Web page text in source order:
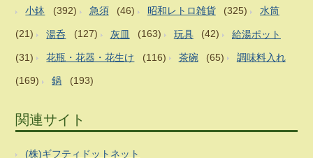
小鉢 (392) 急須 (46) 昭和レトロ雑貨 (325) 水筒
(21) 湯呑 (127) 灰皿 (163) 玩具 (42) 給湯ポット
(31) 花瓶・花器・花生け (116) 茶碗 (65) 調味料入れ
(169) 鍋 (193)
関連サイト
(株)ギフティドットネット